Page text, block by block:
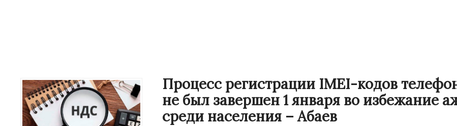
Процесс регистрации IMEI-кодов
не был завершен 1 января во избежание
среди населения – Абаев